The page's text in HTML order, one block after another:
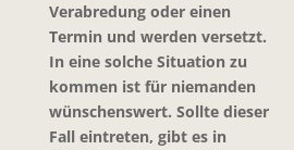
Verabredung oder einen
Termin und werden versetzt.
In eine solche Situation zu
kommen ist für niemanden
wünschenswert. Sollte dieser
Fall eintreten, gibt es in